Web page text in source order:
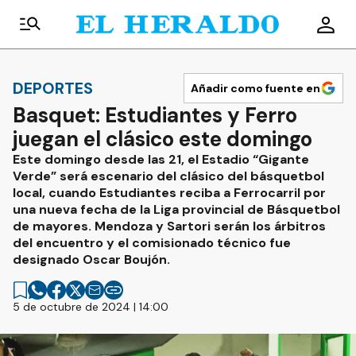
DEPORTES Añadir como fuente en
Basquet: Estudiantes y Ferro
juegan el clásico este domingo
Este domingo desde las 21, el Estadio “Gigante
Verde” será escenario del clásico del básquetbol
local, cuando Estudiantes reciba a Ferrocarril por
una nueva fecha de la Liga provincial de Básquetbol
de mayores. Mendoza y Sartori serán los árbitros
del encuentro y el comisionado técnico fue
designado Oscar Boujón.
5 de octubre de 2024 | 14:00